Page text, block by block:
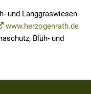
und Langgraswiesen
www.herzogenrath.de
Blüh- und